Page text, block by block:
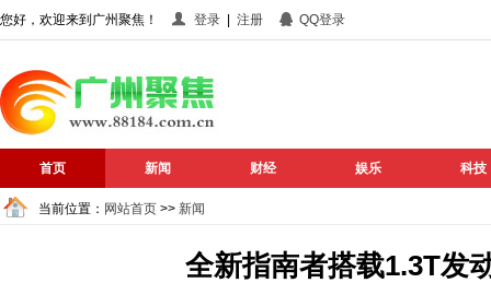
您好，欢迎来到广州聚焦！ 登录 注册 QQ登录
首页 新闻 财经 娱乐 科技
当前位置： 网站首页 >> 新闻
全新指南者搭载1.3T发